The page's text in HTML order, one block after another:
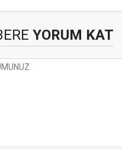
YORUM KAT